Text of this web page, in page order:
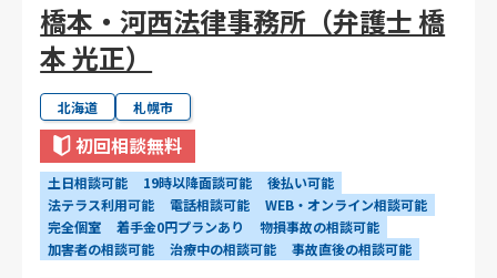
橋本・河西法律事務所（弁護士 橋
本 光正）
北海道 札幌市
初回相談無料
土日相談可能 19時以降面談可能
後払い可能
法テラス利用可能
電話相談可能
WEB・オンライン相談可能
完全個室
着手金0円プランあり
物損事故の相談可能
加害者の相談可能
治療中の相談可能 事故直後の相談可能